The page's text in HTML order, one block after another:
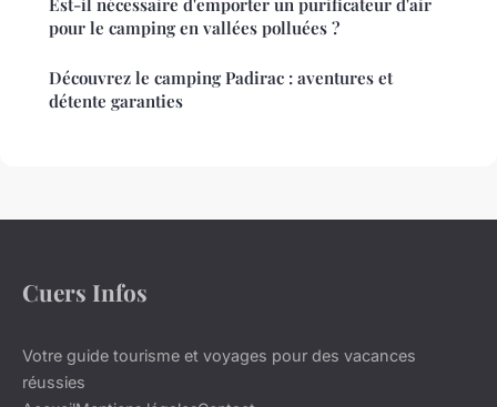
Est-il nécessaire d'emporter un purificateur d'air
pour le camping en vallées polluées ?
Découvrez le camping Padirac : aventures et
détente garanties
Cuers Infos
Votre guide tourisme et voyages pour des vacances
réussies